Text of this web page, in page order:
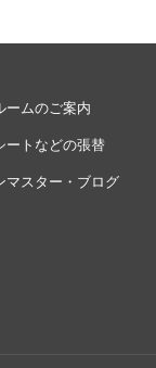
ームのご案内
ートなどの張替
マスター・ブログ